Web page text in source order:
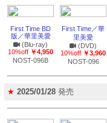
First Time BD
版／華里美愛
(Blu-ray)
10%off ￥4,950
NOST-096B
First Time／華
里美愛
(DVD)
10%off ￥3,960
NOST-096
★ 2025/01/28 発売